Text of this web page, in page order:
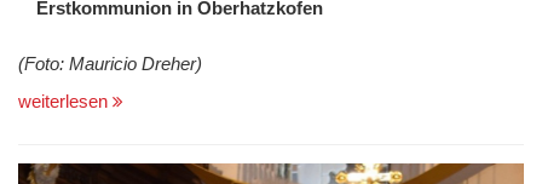
Erstkommunion in Oberhatzkofen
(Foto: Mauricio Dreher)
weiterlesen